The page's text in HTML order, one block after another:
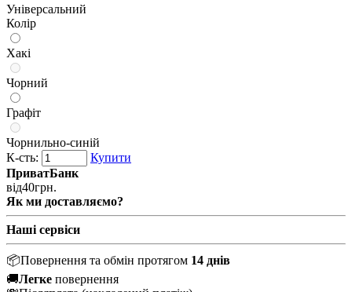
Універсальний
Колір
Хакі
Чорний
Графіт
Чорнильно-синій
К-сть:
Купити
ПриватБанк
від40грн.
Як ми доставляємо?
Наші сервіси
📦Повернення та обмін протягом 14 днів
🚚Легке повернення